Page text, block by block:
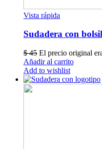
Vista rápida
Sudadera con
$45 El precio original
Añadir al carrito
Add to wishlist